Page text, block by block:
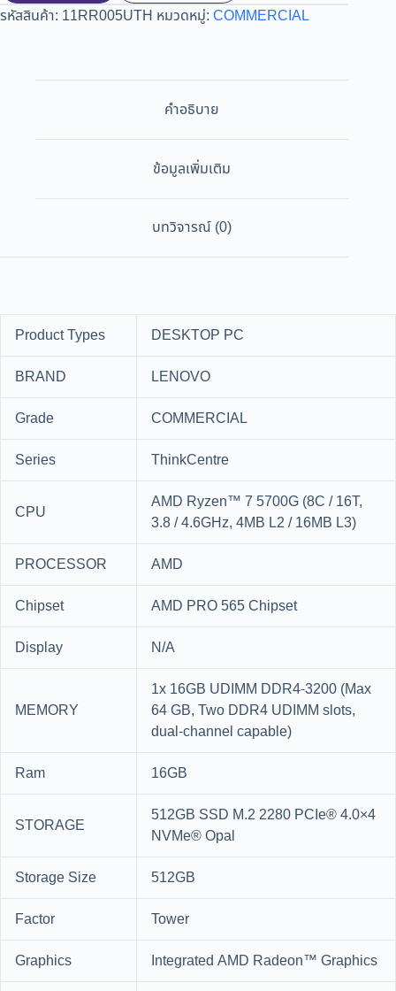
รหัสสินค้า: 11RR005UTH หมวดหมู่: COMMERCIAL
คำอธิบาย
ข้อมูลเพิ่มเติม
บทวิจารณ์ (0)
Product Types
DESKTOP PC
BRAND
LENOVO
Grade
COMMERCIAL
Series
ThinkCentre
CPU
AMD Ryzen™ 7 5700G (8C / 16T,
3.8 / 4.6GHz, 4MB L2 / 16MB L3)
PROCESSOR
AMD
Chipset
AMD PRO 565 Chipset
Display
N/A
MEMORY
1x 16GB UDIMM DDR4-3200 (Max
64 GB, Two DDR4 UDIMM slots,
dual-channel capable)
Ram
16GB
STORAGE
512GB SSD M.2 2280 PCIe® 4.0×4
NVMe® Opal
Storage Size
512GB
Factor
Tower
Graphics
Integrated AMD Radeon™ Graphics